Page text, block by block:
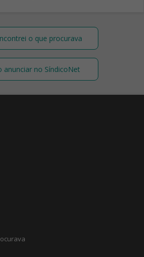
o que procurava
anunciar no SíndicoNet